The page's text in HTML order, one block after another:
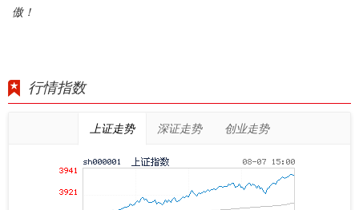
傲！
行情指数
上证走势 深证走势 创业走势